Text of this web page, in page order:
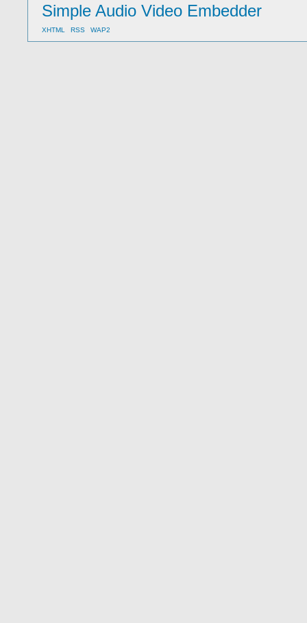
Simple Audio Video Embedder
XHTML RSS WAP2